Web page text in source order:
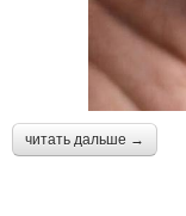
читать дальше →